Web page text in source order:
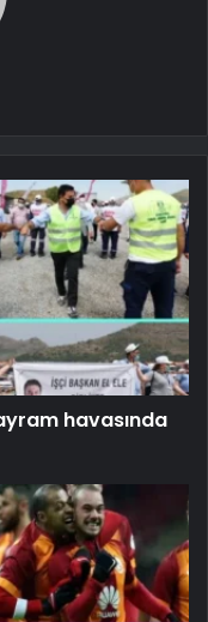
havasında